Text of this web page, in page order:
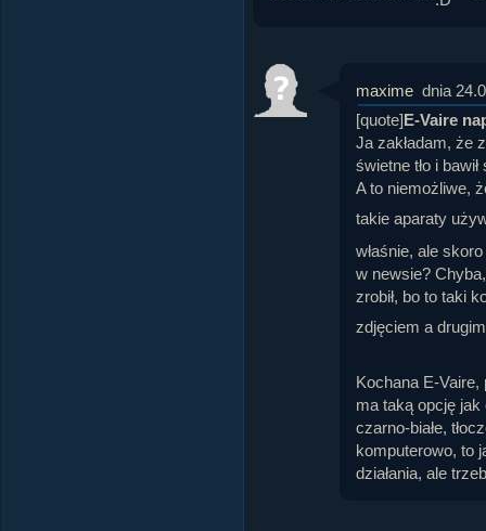
maxime dnia
[quote]E-Vaire
Ja zakładam, że
świetne tło i
A to niemożliwe,
takie aparaty
właśnie, ale
w newsie?
zrobił, bo to taki
zdjęciem a
Kochana E-
ma taką opcję jak
czarno-białe,
komputerowo, to
działania, ale